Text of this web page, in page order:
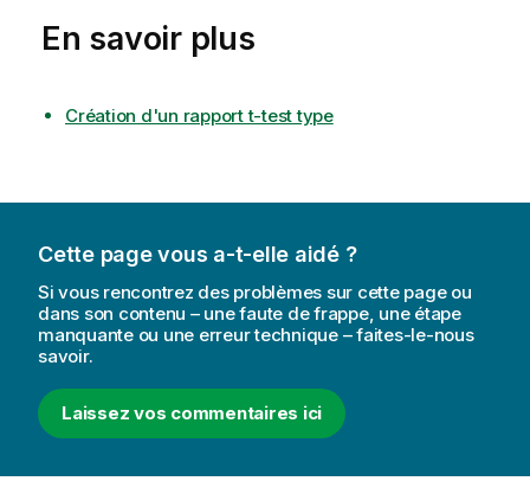
En savoir plus
Création d'un rapport t-test type
Cette page vous a-t-elle aidé ?
Si vous rencontrez des problèmes sur cette page ou
dans son contenu – une faute de frappe, une étape
manquante ou une erreur technique – faites-le-nous
savoir.
Laissez vos commentaires ici